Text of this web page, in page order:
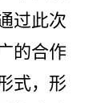
过此次
的合作
式，形